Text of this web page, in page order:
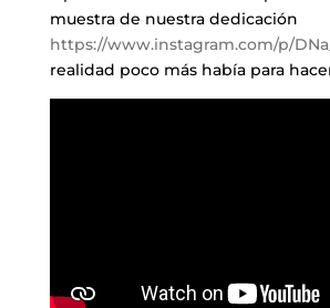
muestra de nuestra dedicación
https://www.instagram.com/p/
realidad poco más había para